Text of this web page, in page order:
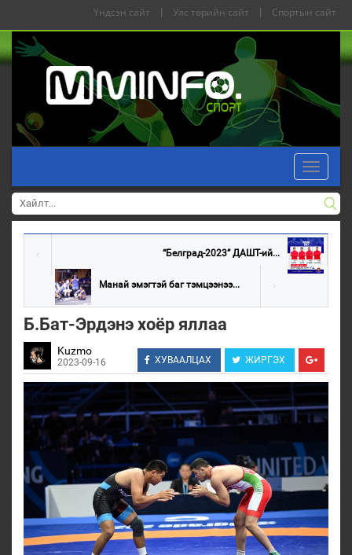
Үндсэн сайт | Улс төрийн сайт | Спортын сайт
Toggle
“Белград-2023” ДАШТ-ий...
Манай эмэгтэй баг тэмцээнээ...
Б.Бат-Эрдэнэ хоёр яллаа
Kuzmo
2023-09-16 ХУВААЛЦАХ ЖИРГЭХ